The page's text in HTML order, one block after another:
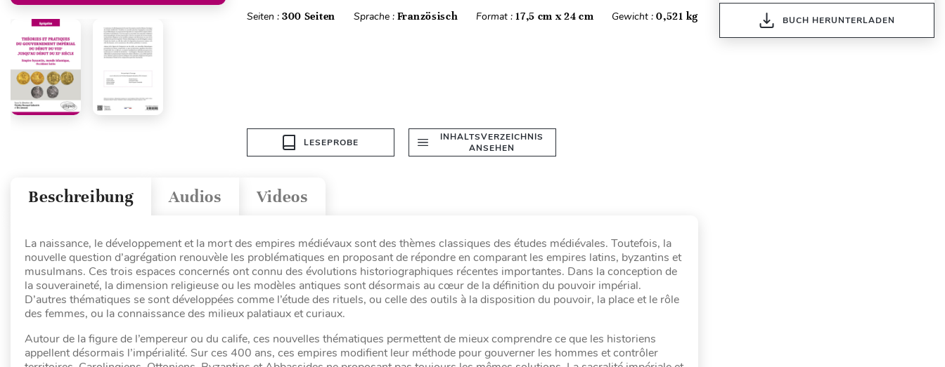
Seiten : 300 Seiten Sprache : Französisch Format :17,5 cm x 24 cm Gewicht :0,521 kg
LESEPROBE
INHALTSVERZEICHNIS
ANSEHEN
Videos
Audios
Beschreibung
La naissance, le développement et la mort des empires médiévaux sont des thèmes classiques des études médiévales. Toutefois, la
nouvelle question d’agrégation renouvèle les problématiques en proposant de répondre en comparant les empires latins, byzantins et
musulmans. Ces trois espaces concernés ont connu des évolutions historiographiques récentes importantes. Dans la conception de
la souveraineté, la dimension religieuse ou les modèles antiques sont désormais au cœur de la définition du pouvoir impérial.
D’autres thématiques se sont développées comme l’étude des rituels, ou celle des outils à la disposition du pouvoir, la place et le rôle
des femmes, ou la connaissance des milieux palatiaux et curiaux.
Autour de la figure de l’empereur ou du calife, ces nouvelles thématiques permettent de mieux comprendre ce que les historiens
appellent désormais l’impérialité. Sur ces 400 ans, ces empires modifient leur méthode pour gouverner les hommes et contrôler
BUCH HERUNTERLADEN